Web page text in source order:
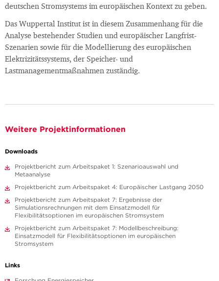
deutschen Stromsystems im europäischen Kontext zu geben.
Das Wuppertal Institut ist in diesem Zusammenhang für die
Analyse bestehender Studien und europäischer Langfrist-
Szenarien sowie für die Modellierung des europäischen
Elektrizitätssystems, der Speicher- und
Lastmanagementmaßnahmen zuständig.
Weitere Projektinformationen
Downloads
Projektbericht zum Arbeitspaket 1: Szenarioauswahl und
Metaanalyse
Projektbericht zum Arbeitspaket 4: Europäischer Lastgang 2050
Projektbericht zum Arbeitspaket 7: Ergebnisse der
Simulationsrechnungen mit dem Einsatzmodell für
Flexibilitätsoptionen im europäischen Stromsystem
Projektbericht zum Arbeitspaket 7: Modellbeschreibung:
Einsatzmodell für Flexibilitätsoptionen im europäischen
Stromsystem
Links